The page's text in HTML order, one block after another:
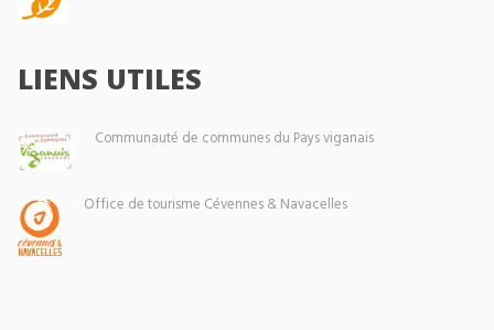
LIENS UTILES
Communauté de communes du Pays viganais
Office de tourisme Cévennes & Navacelles